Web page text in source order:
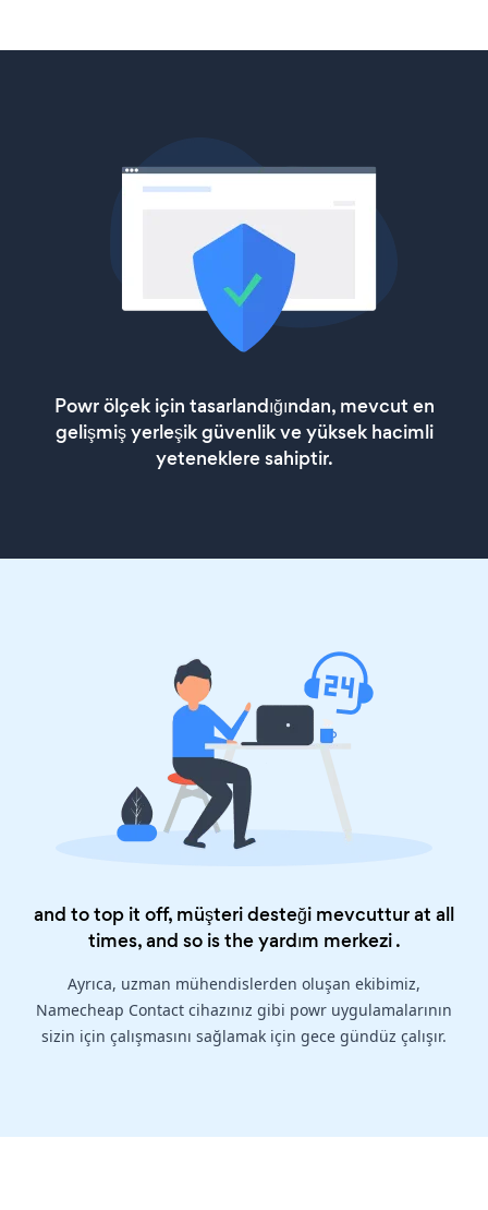
Powr ölçek için tasarlandığından, mevcut en
gelişmiş yerleşik güvenlik ve yüksek hacimli
yeteneklere sahiptir.
and to top it off, müşteri desteği mevcuttur at all
times, and so is theyardım merkezi.
Ayrıca, uzman mühendislerden oluşan ekibimiz,
Namecheap Contact cihazınız gibi powr uygulamalarının
sizin için çalışmasını sağlamak için gece gündüz çalışır.